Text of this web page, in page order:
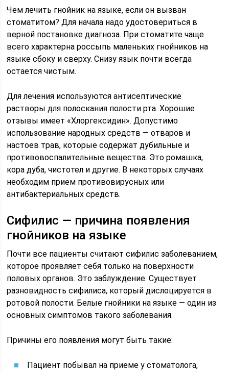
Чем лечить гнойник на языке, если он вызван
стоматитом? Для начала надо удостовериться в
верной постановке диагноза. При стоматите чаще
всего характерна россыпь маленьких гнойников на
языке сбоку и сверху. Снизу язык почти всегда
остается чистым.
Для лечения используются антисептические
растворы для полоскания полости рта. Хорошие
отзывы имеет «Хлоргексидин». Допустимо
использование народных средств — отваров и
настоев трав, которые содержат дубильные и
противовоспалительные вещества. Это ромашка,
кора дуба, чистотел и другие. В некоторых случаях
необходим прием противовирусных или
антибактериальных средств.
Сифилис — причина появления
гнойников на языке
Почти все пациенты считают сифилис заболеванием,
которое проявляет себя только на поверхности
половых органов. Это заблуждение. Существует
разновидность сифилиса, который дислоцируется в
ротовой полости. Белые гнойники на языке — один из
основных симптомов такого заболевания.
Причины его появления могут быть такие:
Пациент побывал на приеме у стоматолога,